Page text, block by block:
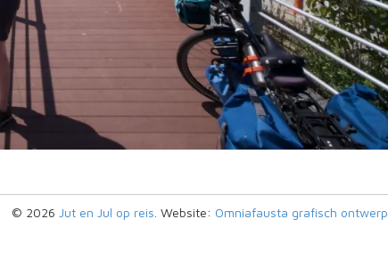
© 2026 Jut en Jul op reis . Website: Omniafausta grafisch ontwerp